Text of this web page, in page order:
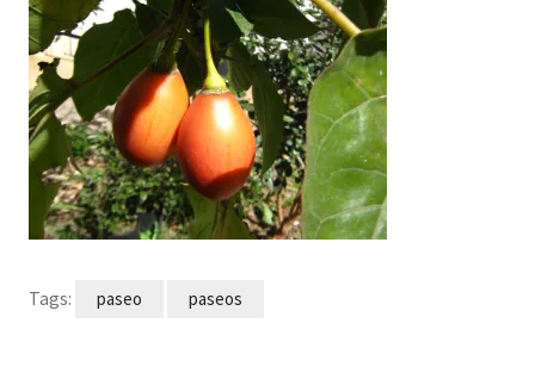
Tags: paseo paseos